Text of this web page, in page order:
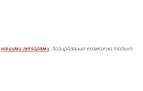
нашими авторами . Копирование возможно только